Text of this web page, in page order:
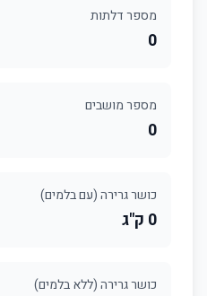
מספר דלתות
0
מספר מושבים
0
כושר גרירה (עם בלמים)
0 ק"ג
כושר גרירה (ללא בלמים)